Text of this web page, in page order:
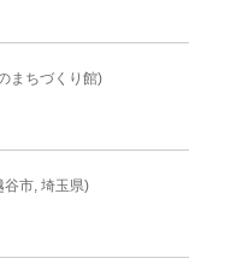
まちづくり館)
谷市, 埼玉県)